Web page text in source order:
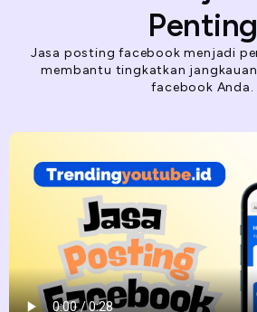
Penting
Jasa posting facebook menjadi
membantu tingkatkan
facebook Anda.